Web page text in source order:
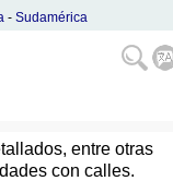
- Sudamérica
entre otras
con calles.